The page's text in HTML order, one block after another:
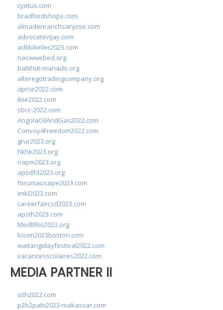
cyetus.com
bradfordshops.com
almadenranchsanjose.com
advocatevijay.com
adlibilimler2023.com
naswwebed.org
balithut-manado.org
alteregotradingcompany.org
aprce2022.com
ibie2022.com
sbcc-2022.com
AngolaOilAndGas2022.com
Convoy4Freedom2022.com
grur2023.org
hkhk2023.org
napm2023.org
apsdfd2023.org
forumausape2023.com
imkl2023.com
careerfaircsd2023.com
apsth2023.com
MedItRio2023.org
lcicon2023boston.com
waitangidayfestival2022.com
vacancesscolaires2022.com
MEDIA PARTNER II
isth2022.com
p2b2pabi2023-makassar.com